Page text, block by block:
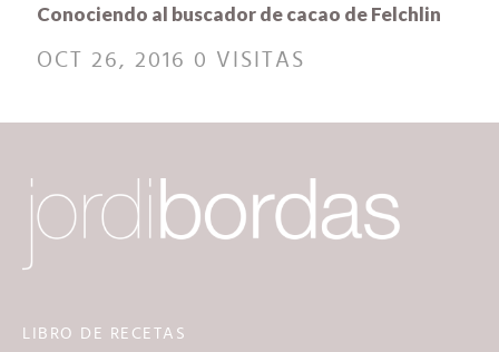
Conociendo al buscador de cacao de Felchlin
OCT 26, 2016 0 VISITAS
LIBRO DE RECETAS